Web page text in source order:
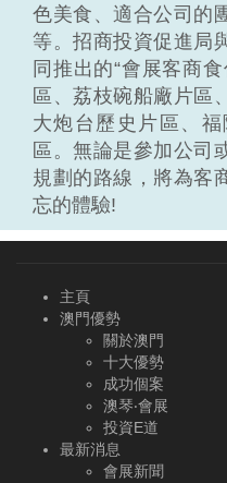
色美食、適合公司的
等。招商投資促進局
同推出的“會展客商
區、荔枝碗船廠片區
大炮台歷史片區、
區。無論是參加公司
規劃的路線，將為客
忘的體驗!
主頁
澳門優勢
關於澳門
十大優勢
成功個案
澳琴‧會展
投資E道
最新消息
會展新聞